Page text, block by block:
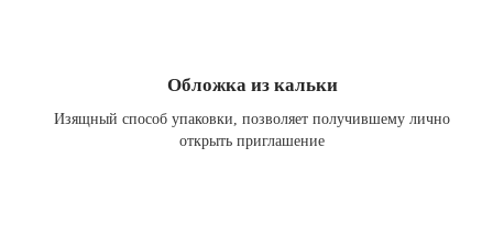
Обложка из кальки
Изящный способ упаковки, позволяет получившему лично
открыть приглашение